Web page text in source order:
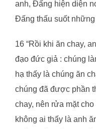
anh, Đấng hiện diện
Đấng thấu suốt
16 “Rồi khi ăn chay,
đạo đức giả : chúng
hạ thấy là chúng ăn
chúng đã được phần
chay, nên rửa mặt
không ai thấy là anh